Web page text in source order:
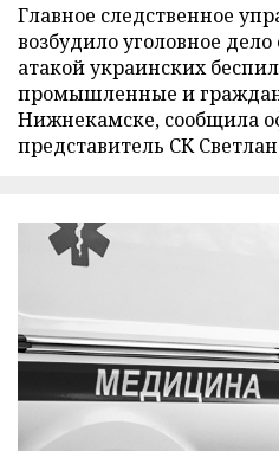
Главное следственное
возбудило уголовное дело
атакой украинских
промышленные и
Нижнекамске, сообщила
представитель СК